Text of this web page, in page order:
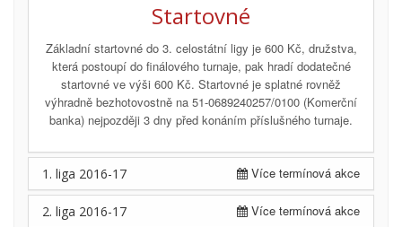
Startovné
Základní startovné do 3. celostátní ligy je 600 Kč, družstva,
která postoupí do finálového turnaje, pak hradí dodatečné
startovné ve výši 600 Kč. Startovné je splatné rovněž
výhradně bezhotovostně na 51-0689240257/0100 (Komerční
banka) nejpozději 3 dny před konáním příslušného turnaje.
Více termínová akce
1. liga 2016-17
Více termínová akce
2. liga 2016-17